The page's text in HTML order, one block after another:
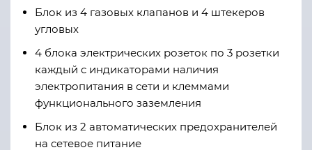
Блок из 4 газовых клапанов и 4 штекеров
угловых
4 блока электрических розеток по 3 розетки
каждый с индикаторами наличия
электропитания в сети и клеммами
функционального заземления
Блок из 2 автоматических предохранителей
на сетевое питание